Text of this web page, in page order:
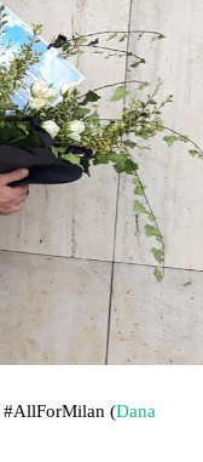
#AllForMilan (Dana